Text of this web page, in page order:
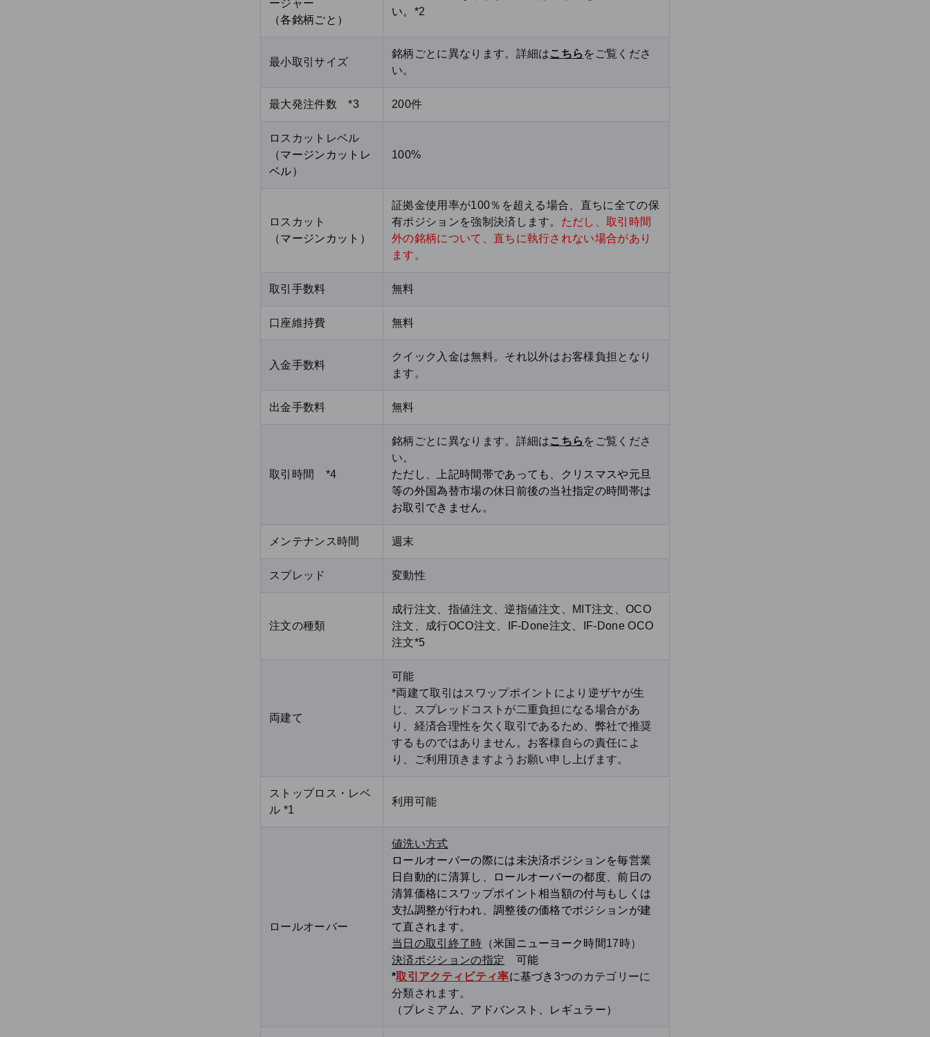
ージャー
（各銘柄ごと）
い。 *2
最小取引サイズ
銘柄ごとに異なります。詳細はこちら をご覧くださ
い。
最大発注件数 *3 200件
ロスカットレベル
（マージンカットレ
ベル）
100%
ロスカット
（マージンカット）
証拠金使用率が100％を超える場合、直ちに全ての保
有ポジションを強制決済します。 ただし、取引時間
外の銘柄について、直ちに執行されない場合があり
ます。
取引手数料 無料
口座維持費 無料
入金手数料
クイック入金は無料。それ以外はお客様負担となり
ます。
出金手数料 無料
取引時間 *4
銘柄ごとに異なります。詳細はこちら をご覧くださ
い。
ただし、上記時間帯であっても、クリスマスや元旦
等の外国為替市場の休日前後の当社指定の時間帯は
お取引できません。
メンテナンス時間 週末
スプレッド 変動性
注文の種類
成行注文、指値注文、逆指値注文、MIT注文、OCO
注文、成行OCO注文、IF-Done注文、IF-Done OCO
注文*5
両建て
可能
*両建て取引はスワップポイントにより逆ザヤが生
じ、スプレッドコストが二重負担になる場合があ
り、経済合理性を欠く取引であるため、弊社で推奨
するものではありません。お客様自らの責任によ
り、ご利用頂きますようお願い申し上げます。
ストップロス・レベ
ル *1
利用可能
ロールオーバー
値洗い方式
ロールオーバーの際には未決済ポジションを毎営業
日自動的に清算し、ロールオーバーの都度、前日の
清算価格にスワップポイント相当額の付与もしくは
支払調整が行われ、調整後の価格でポジションが建
て直されます。
当日の取引終了時 （米国ニューヨーク時間17時）
決済ポジションの指定 可能
*取引アクティビティ率に基づき 3つのカテゴリーに
分類されます。
（プレミアム、アドバンスト、レギュラー）